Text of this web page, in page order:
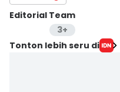
Editorial Team
3+
Editor
Tonton lebih seru di